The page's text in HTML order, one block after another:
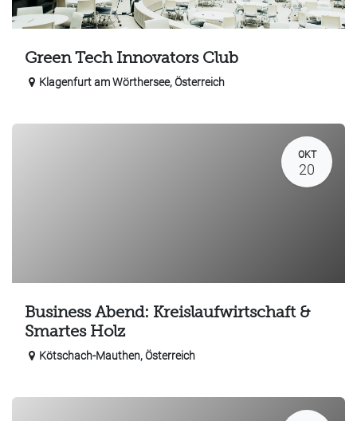
Green Tech Innovators Club
Klagenfurt am Wörthersee,Österreich
OKT
20
Business Abend: Kreislaufwirtschaft &
Smartes Holz
Kötschach-Mauthen,Österreich